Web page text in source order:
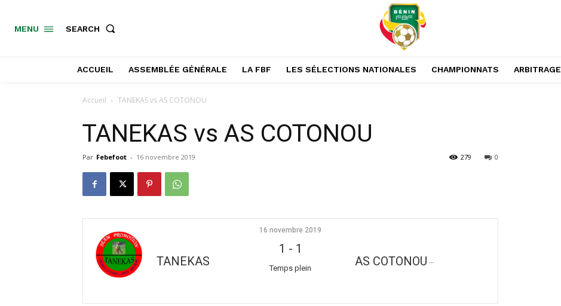
MENU SEARCH
ACCUEIL ASSEMBLÉE GÉNÉRALE LA FBF LES SÉLECTIONS NATIONALES CHAMPIONNATS ARBITRAGE
Accueil TANEKAS vs AS COTONOU
TANEKAS vs AS COTONOU
Par Febefoot - 16 novembre 2019 0
279
TANEKAS AS COTONOU
16 novembre 2019
1 - 1
Temps plein